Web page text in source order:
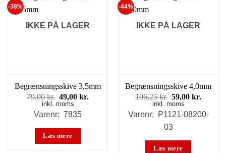
-38%
IKKE PÅ LAGER
Begrænsningsskive 3,5mm
79,00kr. Den
oprindelige
pris
79,00 kr..
49,00kr.
inkl. moms
Varenr: 7835
Læs mere
-44%
IKKE PÅ LAGER
Begrænsningsskive 4,0mm
106,25kr. Den
oprindelige
pris
106,25 kr..
59,00kr.
pris
inkl. moms
Varenr: P1121-08200-
03
Læs mere